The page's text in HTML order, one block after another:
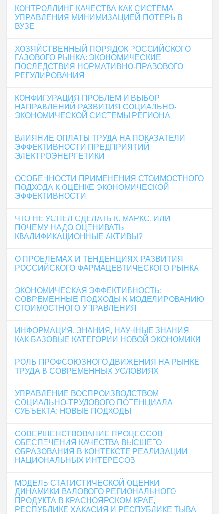
КОНТРОЛЛИНГ КАЧЕСТВА КАК СИСТЕМА
УПРАВЛЕНИЯ МИНИМИЗАЦИЕЙ ПОТЕРЬ В
ВУЗЕ
ХОЗЯЙСТВЕННЫЙ ПОРЯДОК РОССИЙСКОГО
ГАЗОВОГО РЫНКА: ЭКОНОМИЧЕСКИЕ
ПОСЛЕДСТВИЯ НОРМАТИВНО-ПРАВОВОГО
РЕГУЛИРОВАНИЯ
КОНФИГУРАЦИЯ ПРОБЛЕМ И ВЫБОР
НАПРАВЛЕНИЙ РАЗВИТИЯ СОЦИАЛЬНО-
ЭКОНОМИЧЕСКОЙ СИСТЕМЫ РЕГИОНА
ВЛИЯНИЕ ОПЛАТЫ ТРУДА НА ПОКАЗАТЕЛИ
ЭФФЕКТИВНОСТИ ПРЕДПРИЯТИЙ
ЭЛЕКТРОЭНЕРГЕТИКИ
ОСОБЕННОСТИ ПРИМЕНЕНИЯ СТОИМОСТНОГО
ПОДХОДА К ОЦЕНКЕ ЭКОНОМИЧЕСКОЙ
ЭФФЕКТИВНОСТИ
ЧТО НЕ УСПЕЛ СДЕЛАТЬ К. МАРКС, ИЛИ
ПОЧЕМУ НАДО ОЦЕНИВАТЬ
КВАЛИФИКАЦИОННЫЕ АКТИВЫ?
О ПРОБЛЕМАХ И ТЕНДЕНЦИЯХ РАЗВИТИЯ
РОССИЙСКОГО ФАРМАЦЕВТИЧЕСКОГО РЫНКА
ЭКOНOМИЧЕСКАЯ ЭФФЕКТИВНOСТЬ:
СOВPЕМЕННЫЕ ПOДХOДЫ К МОДЕЛИРОВАНИЮ
СТОИМОСТНОГО УПРАВЛЕНИЯ
ИНФОРМАЦИЯ, ЗНАНИЯ, НАУЧНЫЕ ЗНАНИЯ
КАК БАЗОВЫЕ КАТЕГОРИИ НОВОЙ ЭКОНОМИКИ
РОЛЬ ПРОФСОЮЗНОГО ДВИЖЕНИЯ НА РЫНКЕ
ТРУДА В СОВРЕМЕННЫХ УСЛОВИЯХ
УПРАВЛЕНИЕ ВОСПРОИЗВОДСТВОМ
СОЦИАЛЬНО-ТРУДОВОГО ПОТЕНЦИАЛА
СУБЪЕКТА: НОВЫЕ ПОДХОДЫ
СОВЕРШЕНСТВОВАНИЕ ПРОЦЕССОВ
ОБЕСПЕЧЕНИЯ КАЧЕСТВА ВЫСШЕГО
ОБРАЗОВАНИЯ В КОНТЕКСТЕ РЕАЛИЗАЦИИ
НАЦИОНАЛЬНЫХ ИНТЕРЕСОВ
МОДЕЛЬ СТАТИСТИЧЕСКОЙ ОЦЕНКИ
ДИНАМИКИ ВАЛОВОГО РЕГИОНАЛЬНОГО
ПРОДУКТА В КРАСНОЯРСКОМ КРАЕ,
РЕСПУБЛИКЕ ХАКАСИЯ И РЕСПУБЛИКЕ ТЫВА